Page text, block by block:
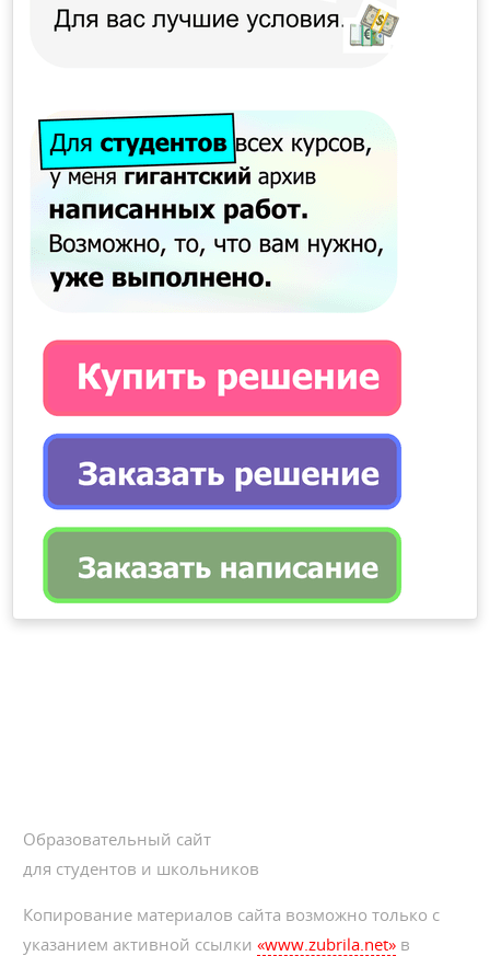
Образовательный сайт
для студентов и школьников
Копирование материалов сайта возможно только с
указанием активной ссылки«www.zubrila.net» в